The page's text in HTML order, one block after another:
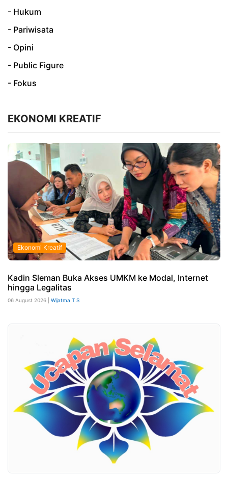
- Hukum
- Pariwisata
- Opini
- Public Figure
- Fokus
EKONOMI KREATIF
Ekonomi Kreatif
Kadin Sleman Buka Akses UMKM ke Modal, Internet
hingga Legalitas
06 August 2026 | Wijatma T S